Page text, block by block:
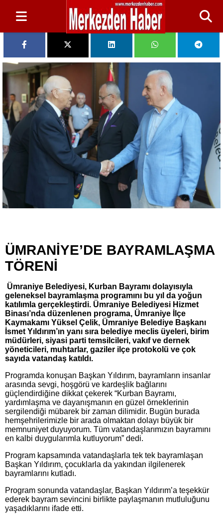
ÜMRANİYE’DE BAYRAMLAŞMA
TÖRENİ
Ümraniye Belediyesi, Kurban Bayramı dolayısıyla
geleneksel bayramlaşma programını bu yıl da yoğun
katılımla gerçekleştirdi. Ümraniye Belediyesi Hizmet
Binası’nda düzenlenen programa, Ümraniye İlçe
Kaymakamı Yüksel Çelik, Ümraniye Belediye Başkanı
İsmet Yıldırım’ın yanı sıra belediye meclis üyeleri, birim
müdürleri, siyasi parti temsilcileri, vakıf ve dernek
yöneticileri, muhtarlar, gaziler ilçe protokolü ve çok
sayıda vatandaş katıldı.
Programda konuşan Başkan Yıldırım, bayramların insanlar
arasında sevgi, hoşgörü ve kardeşlik bağlarını
güçlendirdiğine dikkat çekerek “Kurban Bayramı,
yardımlaşma ve dayanışmanın en güzel örneklerinin
sergilendiği mübarek bir zaman dilimidir. Bugün burada
hemşehrilerimizle bir arada olmaktan dolayı büyük bir
memnuniyet duyuyorum. Tüm vatandaşlarımızın bayramını
en kalbi duygularımla kutluyorum” dedi.
Program kapsamında vatandaşlarla tek tek bayramlaşan
Başkan Yıldırım, çocuklarla da yakından ilgilenerek
bayramlarını kutladı.
Program sonunda vatandaşlar, Başkan Yıldırım’a teşekkür
ederek bayram sevincini birlikte paylaşmanın mutluluğunu
yaşadıklarını ifade etti.